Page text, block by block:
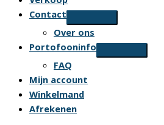
Contact
Over ons
Portofooninfo
FAQ
Mijn account
Winkelmand
Afrekenen